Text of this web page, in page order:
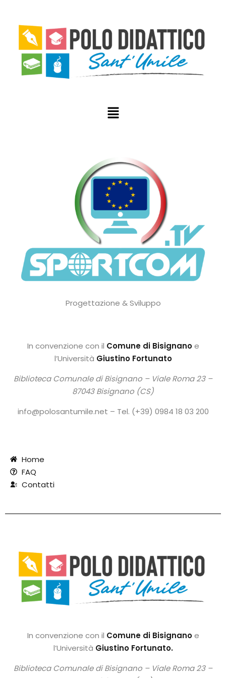
Progettazione & Sviluppo
In convenzione con il Comune di Bisignanoe
l’Università Giustino Fortunato
Biblioteca Comunale di Bisignano – Viale Roma 23 –
87043 Bisignano (CS)
info@polosantumile.net – Tel. (+39) 0984 18 03 200
Home
FAQ
Contatti
In convenzione con il Comune di Bisignanoe
l’Università Giustino Fortunato.
Biblioteca Comunale di Bisignano – Viale Roma 23 –